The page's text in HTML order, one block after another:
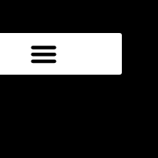
de
Com pedido
em